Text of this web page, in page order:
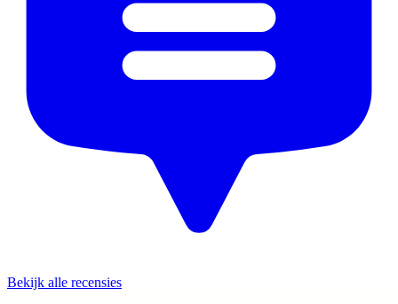
Bekijk alle recensies